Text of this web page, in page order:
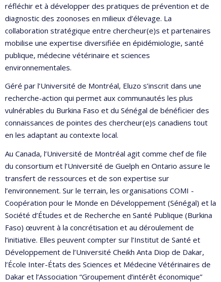
réfléchir et à développer des pratiques de prévention et de
diagnostic des zoonoses en milieux d’élevage. La
collaboration stratégique entre chercheur(e)s et partenaires
mobilise une expertise diversifiée en épidémiologie, santé
publique, médecine vétérinaire et sciences
environnementales.
Géré par l’Université de Montréal, Eluzo s’inscrit dans une
recherche-action qui permet aux communautés les plus
vulnérables du Burkina Faso et du Sénégal de bénéficier des
connaissances de pointes des chercheur(e)s canadiens tout
en les adaptant au contexte local.
Au Canada, l’Université de Montréal agit comme chef de file
du consortium et l’Université de Guelph en Ontario assure le
transfert de ressources et de son expertise sur
l’environnement. Sur le terrain, les organisations COMI -
Coopération pour le Monde en Développement (Sénégal) et la
Société d’Études et de Recherche en Santé Publique (Burkina
Faso) œuvrent à la concrétisation et au déroulement de
l’initiative. Elles peuvent compter sur l’Institut de Santé et
Développement de l’Université Cheikh Anta Diop de Dakar,
l’École Inter-États des Sciences et Médecine Vétérinaires de
Dakar et l’Association “Groupement d’intérêt économique”